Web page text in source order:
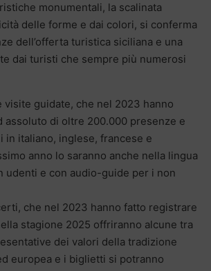
monumentali, la scalinata
delle forme e dai colori, si conferma
dell’offerta turistica siciliana e una
dai turisti che sempre più numerosi
visite guidate, che nel 2023 hanno
assoluto di oltre 200.000 presenze e
in italiano, inglese, francese e
anno lo saranno anche nella lingua
udenti e con audio-guide per i non
che nel 2023 hanno fatto registrare
stagione 2025 offriranno alcune tra
dei valori della tradizione
europea e i biglietti si potranno